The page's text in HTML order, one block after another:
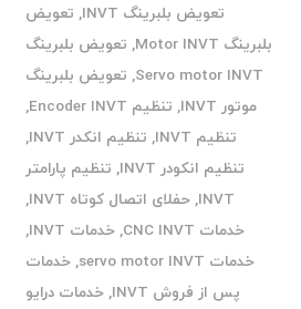
تعویض بلبرینگ INVT
, تعویض
بلبرینگ Motor INVT
, تعویض بلبرینگ
Servo motor INVT
, تعویض بلبرینگ
موتور INVT
, تنظیم Encoder INVT
,
تنظیم INVT
, تنظیم انکدر INVT
,
تنظیم انکودر INVT
, تنظیم پارامتر
INVT
,حفلای اتصال کوتاه INVT
,
خدمات CNC INVT
,خدمات INVT
,
خدمات servo motor INVT
,خدمات
پس از فروش INVT
,خدمات درایو